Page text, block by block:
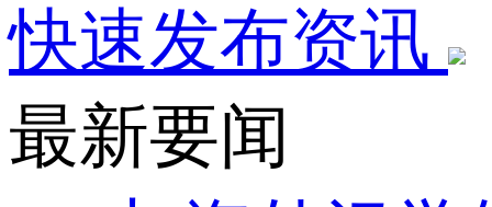
快速发布资讯
最新要闻